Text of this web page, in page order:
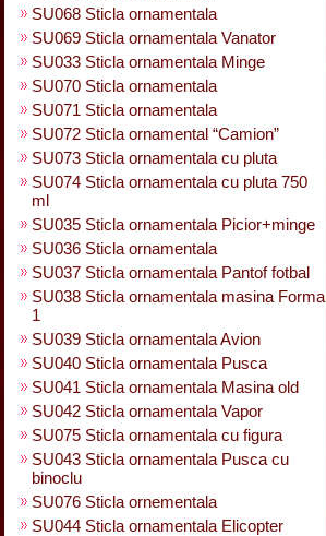
SU068 Sticla ornamentala
SU069 Sticla ornamentala Vanator
SU033 Sticla ornamentala Minge
SU070 Sticla ornamentala
SU071 Sticla ornamentala
SU072 Sticla ornamental “Camion”
SU073 Sticla ornamentala cu pluta
SU074 Sticla ornamentala cu pluta 750
ml
SU035 Sticla ornamentala Picior+minge
SU036 Sticla ornamentala
SU037 Sticla ornamentala Pantof fotbal
SU038 Sticla ornamentala masina Forma
1
SU039 Sticla ornamentala Avion
SU040 Sticla ornamentala Pusca
SU041 Sticla ornamentala Masina old
SU042 Sticla ornamentala Vapor
SU075 Sticla ornamentala cu figura
SU043 Sticla ornamentala Pusca cu
binoclu
SU076 Sticla ornementala
SU044 Sticla ornamentala Elicopter